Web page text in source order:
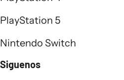
PlayStation 5
Nintendo Switch
Siguenos